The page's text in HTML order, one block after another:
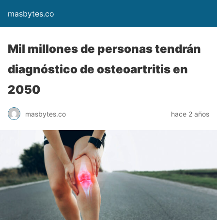
masbytes.co
Mil millones de personas tendrán
diagnóstico de osteoartritis en
2050
masbytes.co hace 2 años